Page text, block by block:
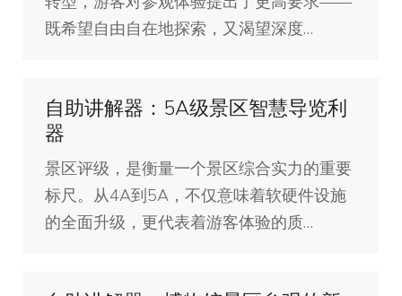
既希望自由自在地探索，又渴望深度…
自助讲解器：5A级景区智慧导览利
器
景区评级，是衡量一个景区综合实力的重要
标尺。从4A到5A，不仅意味着软硬件设施
的全面升级，更代表着游客体验的质…